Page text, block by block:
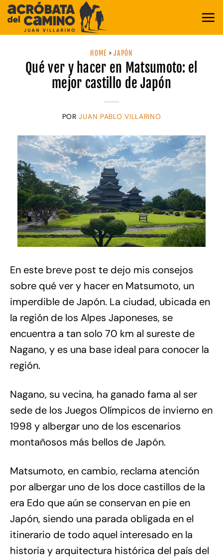
Saltar
contenido
HOME >JAPÓN
Qué ver y hacer en Matsumoto: el
mejor castillo de Japón
PORJUAN PABLO VILLARINO
En este breve post te dejo mis consejos
sobre qué ver y hacer en Matsumoto, un
imperdible de Japón. La ciudad, ubicada en
la región de los Alpes Japoneses, se
encuentra a tan solo 70 km al sureste de
Nagano, y es una base ideal para conocer la
región.
Nagano, su vecina, ha ganado fama al ser
sede de los Juegos Olímpicos de invierno en
1998 y albergar uno de los escenarios
montañosos más bellos de Japón.
Matsumoto, en cambio, reclama atención
por albergar uno de los doce castillos de la
era Edo que aún se conservan en pie en
Japón, siendo una parada obligada en el
itinerario de todo aquel interesado en la
historia y arquitectura histórica del país del